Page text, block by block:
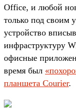
Office, и любой
только под своим
устройство
инфраструктуру
офисные
время был
планшета Courier.